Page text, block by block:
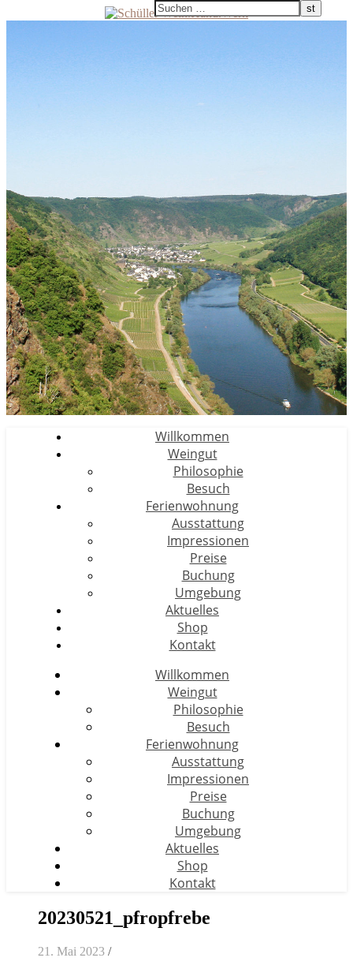
Willkommen
Weingut
Philosophie
Besuch
Ferienwohnung
Ausstattung
Impressionen
Preise
Buchung
Umgebung
Aktuelles
Shop
Kontakt
Willkommen
Weingut
Philosophie
Besuch
Ferienwohnung
Ausstattung
Impressionen
Preise
Buchung
Umgebung
Aktuelles
Shop
Kontakt
20230521_pfropfrebe
21. Mai 2023 /